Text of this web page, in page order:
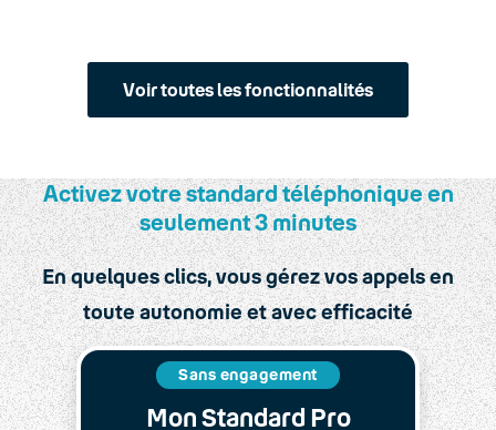
Voir toutes les fonctionnalités
Activez votre standard téléphonique en
seulement 3 minutes
En quelques clics, vous gérez vos appels en
toute autonomie et avec efficacité
Sans engagement
Mon Standard Pro